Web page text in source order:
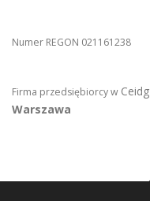
Numer REGON 021161238
Firma przedsiębiorcy w Ceidg
Warszawa